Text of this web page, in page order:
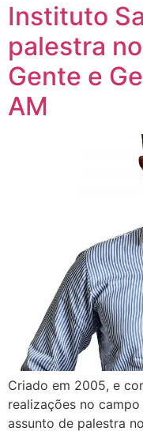
Instituto
palestra
Gente e
AM
Criado em 2005, e
realizações no
assunto de palestra